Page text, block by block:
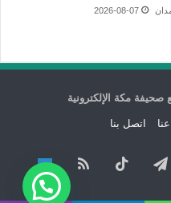
2026-08-07
مكة الإلكترونية
اتصل بنا
تيلقرام ‫TikTok ملخص